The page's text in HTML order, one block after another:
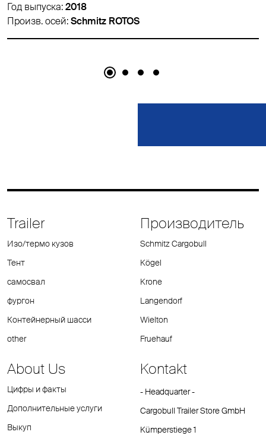
Год выпуска:2018
Произв. осей:Schmitz ROTOS
Trailer
Изо/термо кузов
Тент
самосвал
фургон
Контейнерный шасси
other
Производитель
Schmitz Cargobull
Kögel
Krone
Langendorf
Wielton
Fruehauf
About Us
Цифры и факты
Дополнительные услуги
Выкуп
Kontakt
- Headquarter -
Cargobull Trailer Store GmbH
Kümperstiege 1